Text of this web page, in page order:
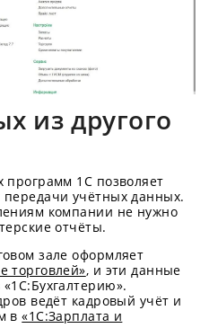
из другого
программ 1С позволяет
передачи учётных данных.
компании не нужно
отчёты.
зале оформляет
торговлей», и эти данные
ведёт кадровый учёт и
в«1С:Зарплата и